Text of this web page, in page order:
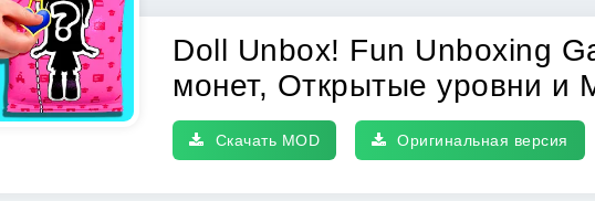
Doll Unbox! Fun Unboxing
монет, Открытые уровни и
Скачать MOD Оригинальная версия